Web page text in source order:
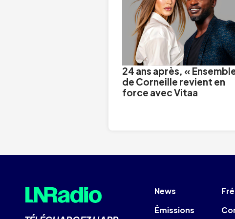
24 ans après, «
de Corneille revient en
force avec Vitaa
News
Émissions